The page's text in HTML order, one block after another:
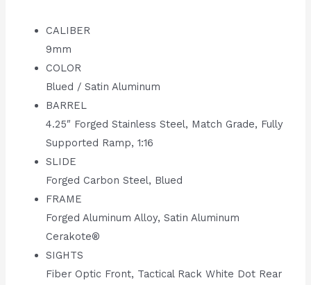
CALIBER
9mm
COLOR
Blued / Satin Aluminum
BARREL
4.25″ Forged Stainless Steel, Match Grade, Fully
Supported Ramp, 1:16
SLIDE
Forged Carbon Steel, Blued
FRAME
Forged Aluminum Alloy, Satin Aluminum
Cerakote®
SIGHTS
Fiber Optic Front, Tactical Rack White Dot Rear